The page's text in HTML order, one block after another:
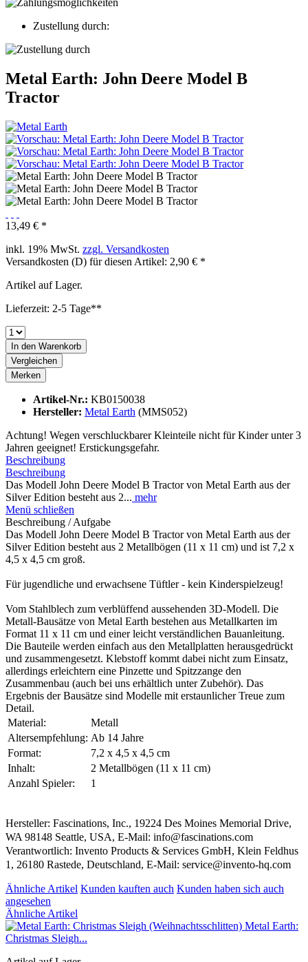
Zustellung durch:
Metal Earth: John Deere Model B
Tractor
13,49 € *
inkl. 19% MwSt. zzgl. Versandkosten
Versandkosten (D) für diesen Artikel: 2,90 € *
Artikel auf Lager.
Lieferzeit: 2-5 Tage**
In den Warenkorb
Vergleichen
Merken
Artikel-Nr.: KB0150038
Hersteller: Metal Earth (MMS052)
Achtung! Wegen verschluckbarer Kleinteile nicht für Kinder unter 3
Jahren geeignet! Erstickungsgefahr.
Beschreibung
Beschreibung
Das Modell John Deere Model B Tractor von Metal Earth aus der
Silver Edition besteht aus 2... mehr
Menü schließen
Beschreibung / Aufgabe
Das Modell John Deere Model B Tractor von Metal Earth aus der
Silver Edition besteht aus 2 Metallbögen (11 x 11 cm) und ist 7,2 x
4,5 x 4,5 cm groß.
Für jugendliche und erwachsene Tüftler - kein Kinderspielzeug!
Vom Stahlblech zum verblüffend aussehenden 3D-Modell. Die
Metall-Bausätze von Metal Earth bestehen aus Metallkarten im
Format 11 x 11 cm und einer leicht verständlichen Bauanleitung.
Die Bauteile werden einfach aus den Metallplatten herausgedrückt
und zusammengesetzt. Klebstoff kommt dabei nicht zum Einsatz,
allerdings erleichtern eine Pinzette und Spitzzange den
Zusammenbau (auch bei uns erhältlich unter Zubehör). Das
Ergebnis der Bausätze sind Modelle mit erstaunlicher Treue zum
Detail.
Material:
Metall
Altersempfehlung: Ab 14 Jahre
Format:
7,2 x 4,5 x 4,5 cm
Inhalt:
2 Metallbögen (11 x 11 cm)
Anzahl Spieler:
1
Hersteller: Fascinations, Inc., 19224 Des Moines Memorial Drive,
WA 98148 Seattle, USA, E-Mail: info@fascinations.com
Verantwortlich: Invento Products & Services GmbH, Klein Feldhus
1, 26180 Rastede, Deutschland, E-Mail: service@invento-hq.com
Ähnliche Artikel Kunden kauften auch Kunden haben sich auch
angesehen
Ähnliche Artikel
Metal Earth:
Christmas Sleigh...